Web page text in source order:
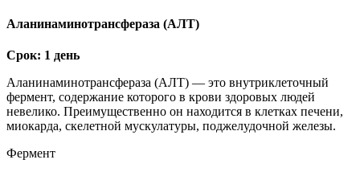
Аланинаминотрансфераза (АЛТ)
Срок: 1 день
Аланинаминотрансфераза (АЛТ) — это внутриклеточный
фермент, содержание которого в крови здоровых людей
невелико. Преимущественно он находится в клетках печени,
миокарда, скелетной мускулатуры, поджелудочной железы.
Фермент